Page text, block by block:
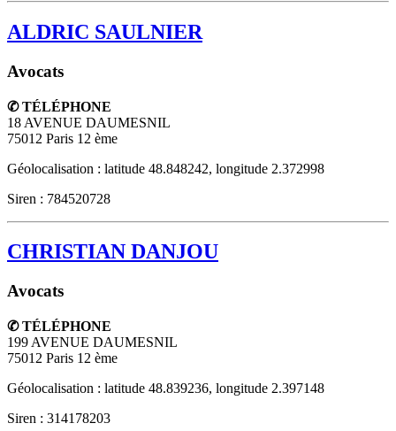
ALDRIC SAULNIER
Avocats
✆ TÉLÉPHONE
18 AVENUE DAUMESNIL
75012 Paris 12 ème
Géolocalisation : latitude 48.848242, longitude 2.372998
Siren : 784520728
CHRISTIAN DANJOU
Avocats
✆ TÉLÉPHONE
199 AVENUE DAUMESNIL
75012 Paris 12 ème
Géolocalisation : latitude 48.839236, longitude 2.397148
Siren : 314178203